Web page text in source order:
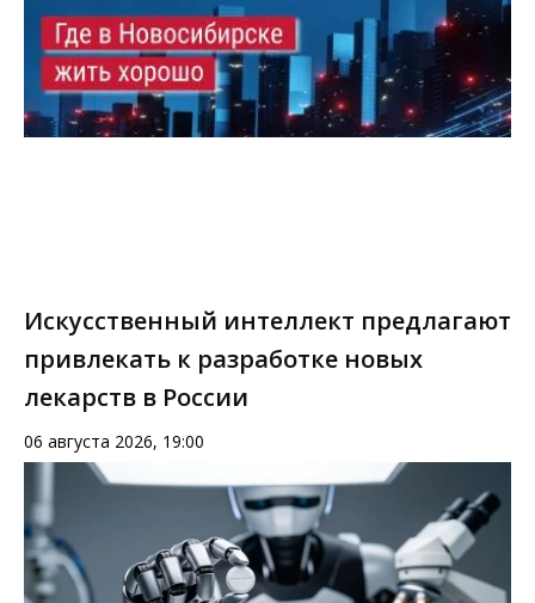
Искусственный интеллект предлагают
привлекать к разработке новых
лекарств в России
06 августа 2026, 19:00